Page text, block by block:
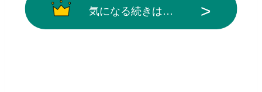
気になる続きは…